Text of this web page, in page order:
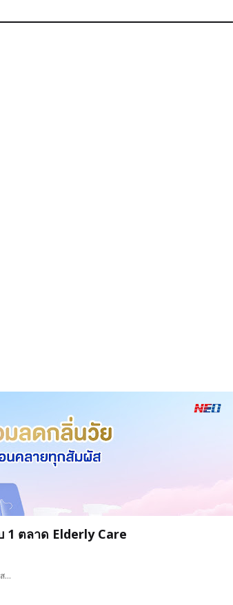
ตลาด Elderly Care
…